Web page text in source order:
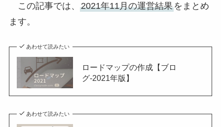
この記事では、 2021年11月の運営結果をまとめ
ます。
あわせて読みたい
ロードマップの作成【ブロ
グ-2021年版】
あわせて読みたい